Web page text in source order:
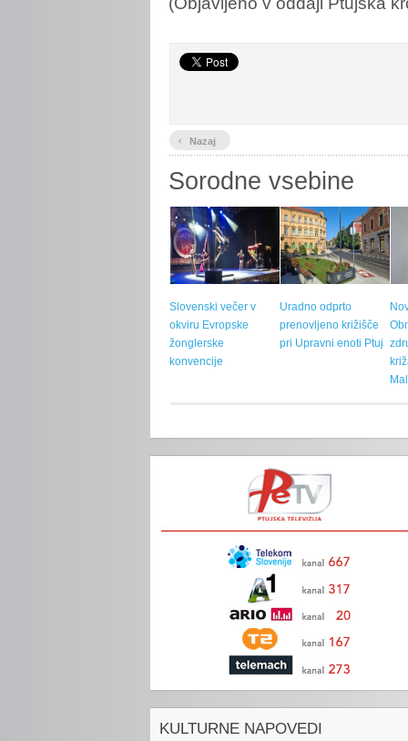
‹ Nazaj
Sorodne vsebine
Slovenski večer v
okviru Evropske
žonglerske
konvencije
Uradno odprto
prenovljeno križišče
pri Upravni enoti Ptuj
KULTURNE NAPOVEDI